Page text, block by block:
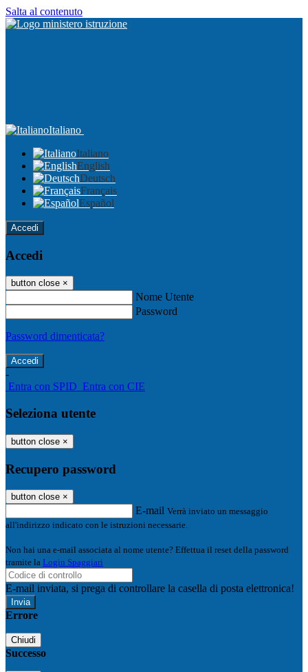
Salta al contenuto
Italiano
Italiano
English
Deutsch
Français
Español
Accedi
Accedi
button close ×
Nome Utente
Password
Password dimenticata?
-
Entra con SPID Entra con CIE
Seleziona utente
button close ×
Recupero password
button close ×
E-mail Verrà inviato un messaggio
all'indirizzo indicato con le istruzioni necessarie.
Non hai una e-mail associata al nome utente? Effettua il reset della password
tramite la Login Spaggiari
E-mail inviata, si prega di controllare la casella di posta elettronica!
Errore
Chiudi
Successo